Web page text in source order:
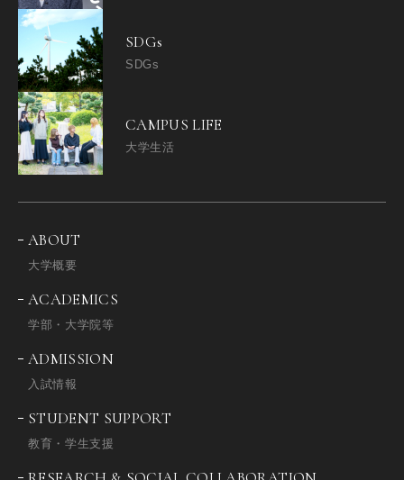
SDGs
SDGs
CAMPUS LIFE
大学生活
ABOUT
大学概要
ACADEMICS
学部・大学院等
ADMISSION
入試情報
STUDENT SUPPORT
教育・学生支援